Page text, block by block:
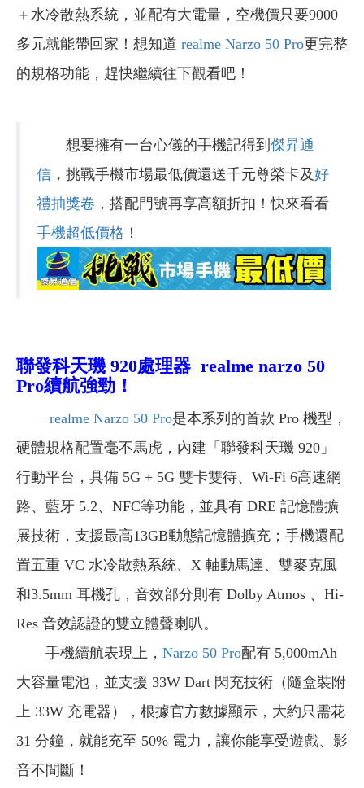
＋水冷散熱系統，並配有大電量，空機價只要9000
多元就能帶回家！想知道 realme Narzo 50 Pro更完整
的規格功能，趕快繼續往下觀看吧！
想要擁有一台心儀的手機記得到 傑昇通
信 ，挑戰手機市場最低價還送千元尊榮卡及好
禮抽獎卷 ，搭配門號再享高額折扣！快來看看
手機超低價格 ！
聯發科天璣 920處理器 realme narzo 50
Pro續航強勁！
realme Narzo 50 Pro是本系列的首款 Pro 機型，
硬體規格配置毫不馬虎，內建「聯發科天璣 920」
行動平台，具備 5G + 5G 雙卡雙待、Wi-Fi 6高速網
路、藍牙 5.2、NFC等功能，並具有 DRE 記憶體擴
展技術，支援最高13GB動態記憶體擴充；手機還配
置五重 VC 水冷散熱系統、X 軸動馬達、雙麥克風
和3.5mm 耳機孔，音效部分則有 Dolby Atmos 、Hi-
Res 音效認證的雙立體聲喇叭。
手機續航表現上， Narzo 50 Pro配有 5,000mAh
大容量電池，並支援 33W Dart 閃充技術（隨盒裝附
上 33W 充電器），根據官方數據顯示，大約只需花
31 分鐘，就能充至 50% 電力，讓你能享受遊戲、影
音不間斷！